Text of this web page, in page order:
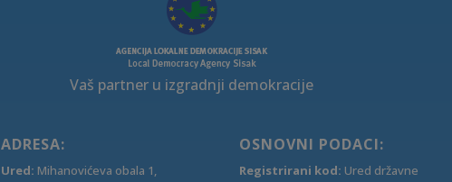
Vaš partner u izgradnji demokracije
ADRESA:
Ured: Mihanovićeva obala 1,
OSNOVNI PODACI:
Registrirani kod: Ured državne